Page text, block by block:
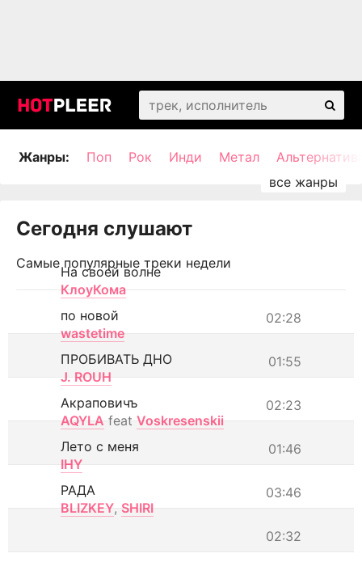
Жанры: Поп Рок Инди Метал
Сегодня слушают
Самые популярные треки недели
На своей волне
КлоуКома
02:28
по новой
wastetime
01:55
ПРОБИВАТЬ ДНО
J. ROUH
02:23
Акраповичъ
AQYLA feat Voskresenskii
01:46
Лето с меня
IHY
03:46
РАДА
BLIZKEY, SHIRI
02:32